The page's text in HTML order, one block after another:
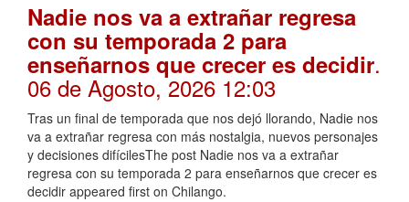
Nadie nos va a extrañar regresa
con su temporada 2 para
enseñarnos que crecer es decidir.
06 de Agosto, 2026 12:03
Tras un final de temporada que nos dejó llorando, Nadie nos
va a extrañar regresa con más nostalgia, nuevos personajes
y decisiones difícilesThe post Nadie nos va a extrañar
regresa con su temporada 2 para enseñarnos que crecer es
decidir appeared first on Chilango.